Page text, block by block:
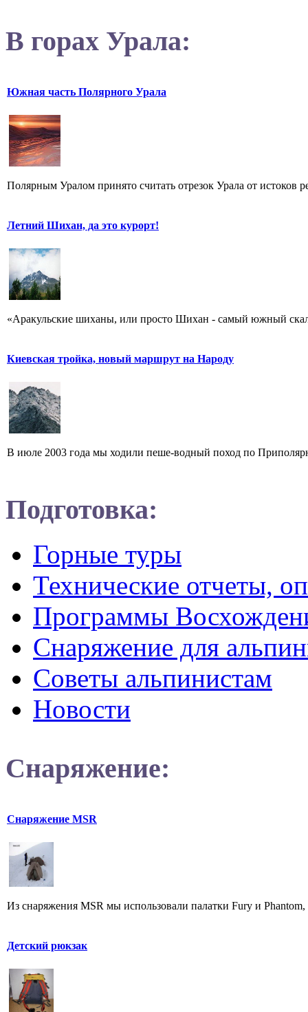
В горах Урала:
Южная часть Полярного Урала
Полярным Уралом принято считать отрезок Урала от истоков
Летний Шихан, да это курорт!
«Аракульские шиханы, или просто Шихан - самый южный
Киевская тройка, новый маршрут на Народу
В июле 2003 года мы ходили пеше-водный поход по
Подготовка:
Горные туры
Технические отчеты,
Программы
Снаряжение для
Советы альпинистам
Новости
Снаряжение:
Снаряжение MSR
Из снаряжения MSR мы использовали палатки Fury и
Детский рюкзак